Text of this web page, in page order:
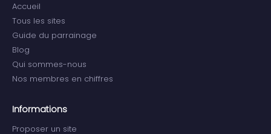
Accueil
Tous les sites
Guide du parrainage
Blog
Qui sommes-nous
Nos membres en chiffres
Informations
Proposer un site